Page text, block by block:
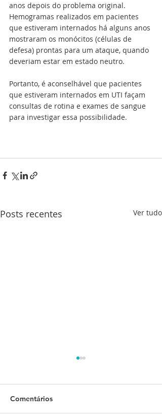
anos depois do problema original.
Hemogramas realizados em pacientes
que estiveram internados há alguns anos
mostraram os monócitos (células de
defesa) prontas para um ataque, quando
deveriam estar em estado neutro.
Portanto, é aconselhável que pacientes
que estiveram internados em UTI façam
consultas de rotina e exames de sangue
para investigar essa possibilidade.
Posts recentes Ver tudo
Comentários